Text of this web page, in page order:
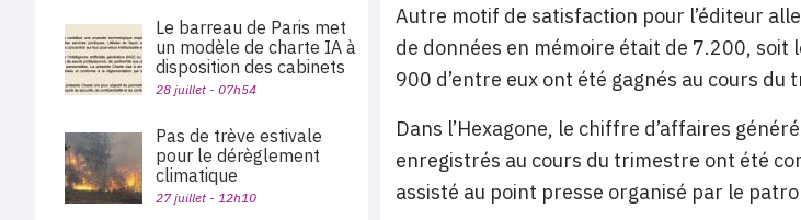
Autre motif de satisfaction pour l’éditeur
de données en mémoire était de 7.200,
900 d’entre eux ont été gagnés au cours du
Dans l’Hexagone, le chiffre d’affaires
enregistrés au cours du trimestre ont été
assisté au point presse organisé par le
Le barreau de Paris met
un modèle de charte IA à
disposition des cabinets
28 juillet - 07h54
Pas de trève estivale
pour le dérèglement
climatique
27 juillet - 12h10